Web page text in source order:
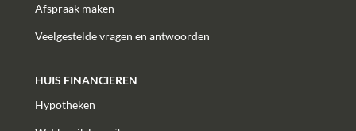
Afspraak maken
Veelgestelde vragen en antwoorden
HUIS FINANCIEREN
Hypotheken